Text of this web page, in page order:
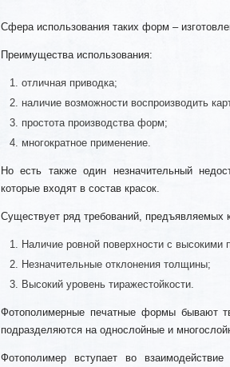
Сфера использования таких форм –
Преимущества использования:
отличная приводка;
наличие возможности воспроизводить
простота производства форм;
многократное применение.
Но есть также один незначительный
которые входят в состав красок.
Существует ряд требований,
Наличие ровной поверхности с высокими
Незначительные отклонения толщины;
Высокий уровень тиражестойкости.
Фотополимерные печатные формы бывают
подразделяются на однослойные и
Фотополимер вступает во